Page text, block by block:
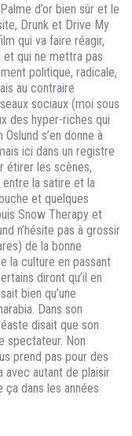
d’or bien sûr et le
Drunk et Drive My
qui va faire réagir,
qui ne mettra pas
politique, radicale,
au contraire
sociaux (moi sous
des hyper-riches qui
s’en donne à
ici dans un registre
étirer les scènes,
la satire et la
et quelques
Snow Therapy et
n’hésite pas à grossir
de la bonne
la culture en passant
diront qu’il en
bien qu’une
Dans son
disait que son
spectateur. Non
prend pas pour des
avec autant de plaisir
ça dans les années